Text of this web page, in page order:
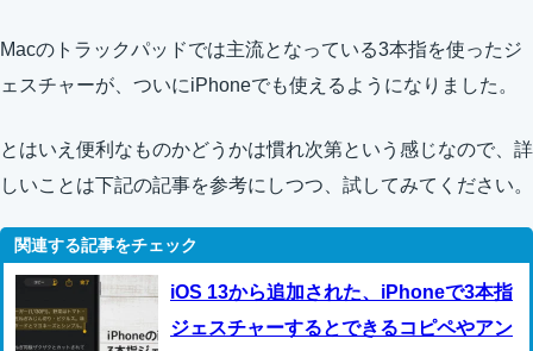
Macのトラックパッドでは主流となっている3本指を使ったジ
ェスチャーが、ついにiPhoneでも使えるようになりました。
とはいえ便利なものかどうかは慣れ次第という感じなので、詳
しいことは下記の記事を参考にしつつ、試してみてください。
iOS 13から追加された、iPhoneで3本指
ジェスチャーするとできるコピペやアン